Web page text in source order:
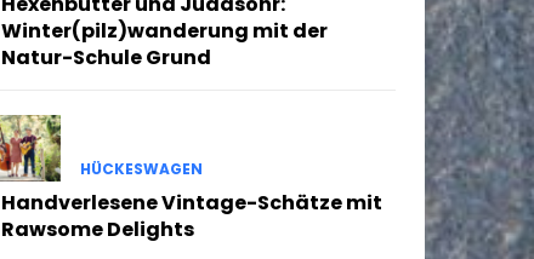
Winter(pilz)wanderung mit der
Natur-Schule Grund
HÜCKESWAGEN
Handverlesene Vintage-Schätze mit
Rawsome Delights